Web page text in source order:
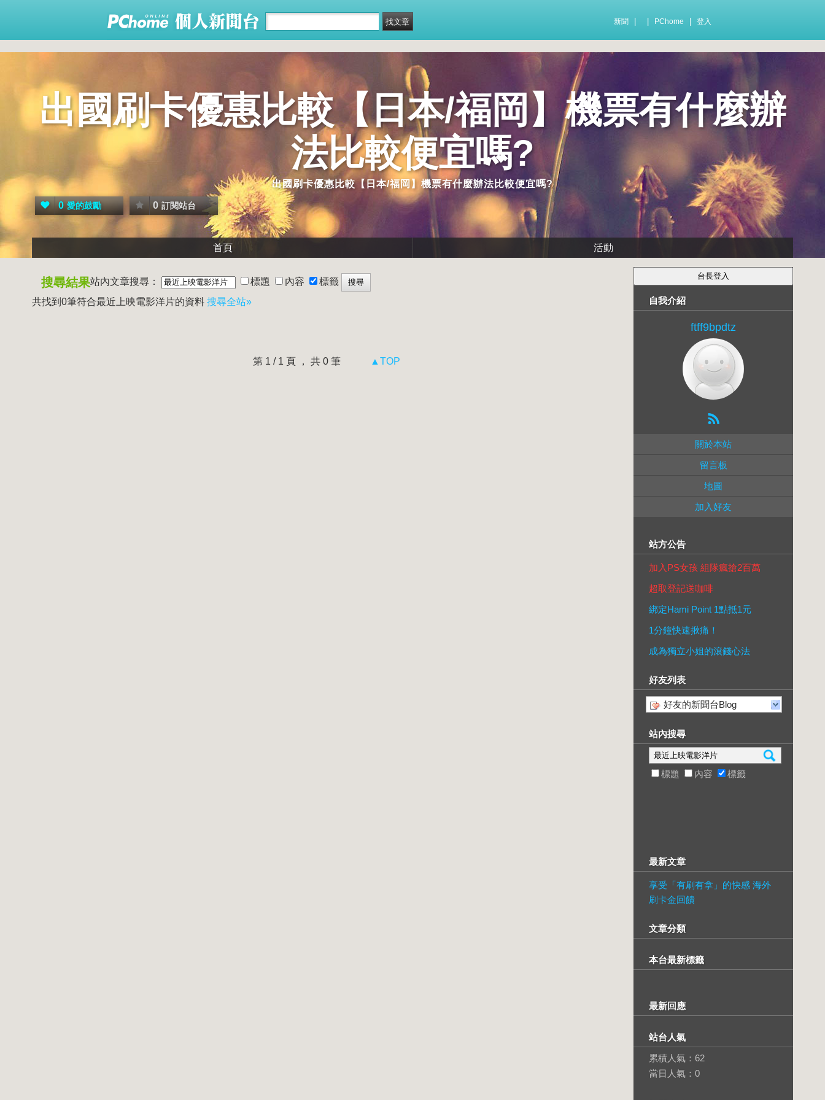
新聞 PChome 登入
出國刷卡優惠比較【日本/福岡】機票有什麼辦
法比較便宜嗎?
出國刷卡優惠比較【日本/福岡】機票有什麼辦法比較便宜嗎?
0 愛的鼓勵 0 訂閱站台
首頁 活動
搜尋結果站內文章搜尋： 標題 內容
標籤
共找到0筆符合最近上映電影洋片的資料 搜尋全站»
第 1 / 1 頁 ， 共 0 筆 ▲TOP
自我介紹
ftff9bpdtz
關於本站
留言板
地圖
加入好友
站方公告
加入PS女孩 組隊瘋搶2百萬
超取登記送咖啡
綁定Hami Point 1點抵1元
1分鐘快速揪痛！
成為獨立小姐的滾錢心法
好友列表
好友的新聞台Blog
站內搜尋
標題 內容 標籤
最新文章
享受「有刷有拿」的快感 海外
刷卡金回饋
文章分類
本台最新標籤
最新回應
站台人氣
累積人氣： 62
當日人氣： 0